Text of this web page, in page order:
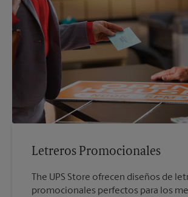
Letreros Promocionales
The UPS Store ofrecen diseños de
promocionales perfectos para los